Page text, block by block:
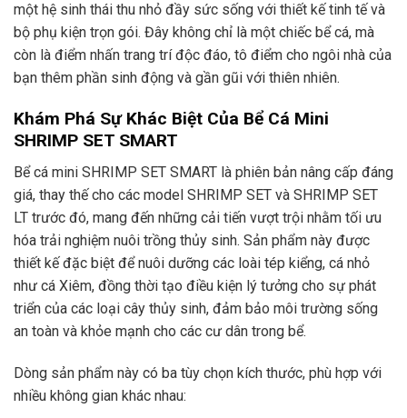
một hệ sinh thái thu nhỏ đầy sức sống với thiết kế tinh tế và
bộ phụ kiện trọn gói. Đây không chỉ là một chiếc bể cá, mà
còn là điểm nhấn trang trí độc đáo, tô điểm cho ngôi nhà của
bạn thêm phần sinh động và gần gũi với thiên nhiên.
Khám Phá Sự Khác Biệt Của Bể Cá Mini
SHRIMP SET SMART
Bể cá mini SHRIMP SET SMART là phiên bản nâng cấp đáng
giá, thay thế cho các model SHRIMP SET và SHRIMP SET
LT trước đó, mang đến những cải tiến vượt trội nhằm tối ưu
hóa trải nghiệm nuôi trồng thủy sinh. Sản phẩm này được
thiết kế đặc biệt để nuôi dưỡng các loài tép kiểng, cá nhỏ
như cá Xiêm, đồng thời tạo điều kiện lý tưởng cho sự phát
triển của các loại cây thủy sinh, đảm bảo môi trường sống
an toàn và khỏe mạnh cho các cư dân trong bể.
Dòng sản phẩm này có ba tùy chọn kích thước, phù hợp với
nhiều không gian khác nhau: